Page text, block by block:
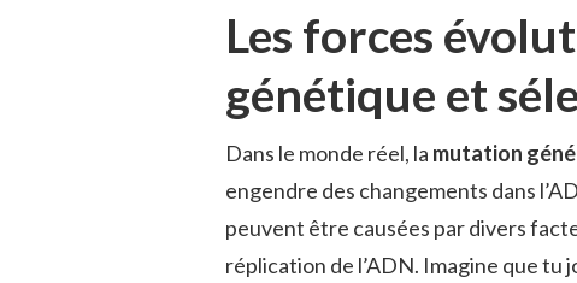
Les forces
génétique et
Dans le monde réel, la mutation
engendre des changements dans
peuvent être causées par divers
réplication de l’ADN. Imagine que tu